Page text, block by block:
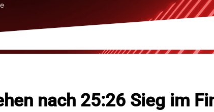
nach 25:26 Sieg im